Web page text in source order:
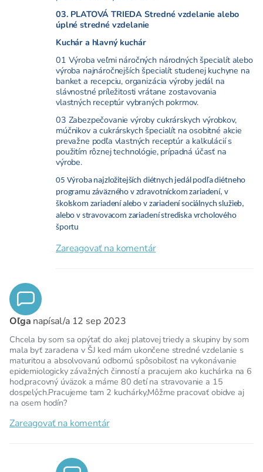
03. PLATOVÁ TRIEDA Stredné vzdelanie alebo
úplné stredné vzdelanie
Kuchár a hlavný kuchár
01 Výroba veľmi náročných národných špecialít alebo
výroba najnáročnejších špecialít studenej kuchyne na
banket a recepciu, organizácia výroby jedál na
slávnostné príležitosti vrátane zostavovania
vlastných receptúr vybraných pokrmov.
03 Zabezpečovanie výroby cukrárskych výrobkov,
múčnikov a cukrárskych špecialít na osobitné akcie
prevažne podľa vlastných receptúr a kalkulácií s
použitím rôznej technológie, prípadná účasť na
výrobe.
05 Výroba najzložitejších diétnych jedál podľa diétneho
programu záväzného v zdravotníckom zariadení, v
školskom zariadení alebo v zariadení sociálnych služieb,
alebo v stravovacom zariadení strediska vrcholového
športu
Zareagovať na komentár
Oľga napísal/a 12 sep 2023
Chcela by som sa opýtať do akej platovej triedy a skupiny by som
mala byť zaradena v ŠJ ked mám ukončene stredné vzdelanie s
maturitou a absolvovanú odbornú spôsobilosť na vykonávanie
epidemiologicky závažných činností a pracujem ako kuchárka na 6
hod,pracovný úväzok a máme 80 detí na stravovanie a 15
dospelých.Pracujeme tam 2 kuchárky,Môžme pracovať obidve aj
na osem hodín?
Zareagovať na komentár